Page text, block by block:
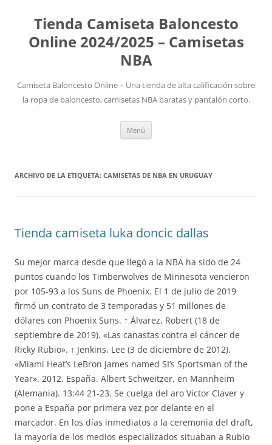
Tienda Camiseta Baloncesto
Online 2024/2025 – Camisetas
NBA
Camiseta Baloncesto Online – Una tienda de alta calificación sobre
la ropa de baloncesto, camisetas NBA baratas y pantalón corto.
Menú
ARCHIVO DE LA ETIQUETA: CAMISETAS DE NBA EN URUGUAY
Tienda camiseta luka doncic dallas
Su mejor marca desde que llegó a la NBA ha sido de 24
puntos cuando los Timberwolves de Minnesota vencieron
por 105-93 a los Suns de Phoenix. El 1 de julio de 2019
firmó un contrato de 3 temporadas y 51 millones de
dólares con Phoenix Suns. ↑ Álvarez, Robert (18 de
septiembre de 2019). «Las canastas contra el cáncer de
Ricky Rubio». ↑ Jenkins, Lee (3 de diciembre de 2012).
«Miami Heat’s LeBron James named SI’s Sportsman of the
Year». 2012. España. Albert Schweitzer, en Mannheim
(Alemania). 13:44 21-23. Se cuelga del aro Victor Claver y
pone a España por primera vez por delante en el
marcador. En los días inmediatos a la ceremonia del draft,
la mayoría de los medios especializados situaban a Rubio